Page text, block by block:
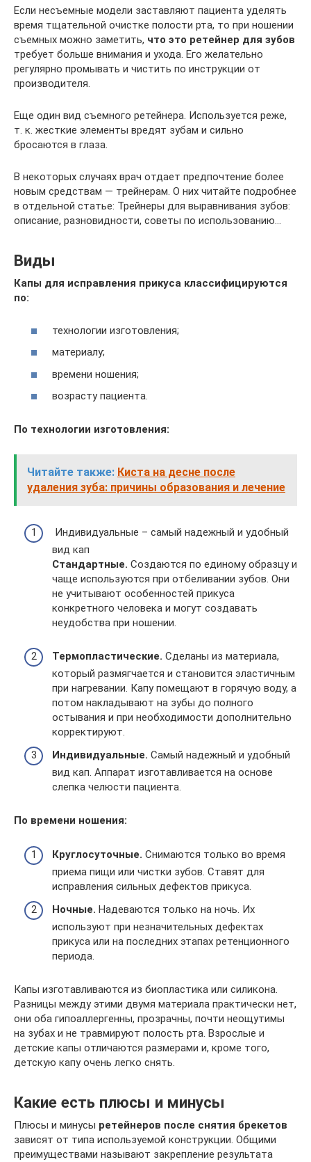
Если несъемные модели заставляют пациента уделять
время тщательной очистке полости рта, то при ношении
съемных можно заметить, что это ретейнер для зубов
требует больше внимания и ухода. Его желательно
регулярно промывать и чистить по инструкции от
производителя.
Еще один вид съемного ретейнера. Используется реже,
т. к. жесткие элементы вредят зубам и сильно
бросаются в глаза.
В некоторых случаях врач отдает предпочтение более
новым средствам — трейнерам. О них читайте подробнее
в отдельной статье: Трейнеры для выравнивания зубов:
описание, разновидности, советы по использованию…
Виды
Капы для исправления прикуса классифицируются
по:
технологии изготовления;
материалу;
времени ношения;
возрасту пациента.
По технологии изготовления:
Читайте также: Киста на десне после
удаления зуба: причины образования и лечение
Индивидуальные – самый надежный и удобный
вид кап
Стандартные. Создаются по единому образцу и
чаще используются при отбеливании зубов. Они
не учитывают особенностей прикуса
конкретного человека и могут создавать
неудобства при ношении.
Термопластические. Сделаны из материала,
который размягчается и становится эластичным
при нагревании. Капу помещают в горячую воду, а
потом накладывают на зубы до полного
остывания и при необходимости дополнительно
корректируют.
Индивидуальные. Самый надежный и удобный
вид кап. Аппарат изготавливается на основе
слепка челюсти пациента.
По времени ношения:
Круглосуточные. Снимаются только во время
приема пищи или чистки зубов. Ставят для
исправления сильных дефектов прикуса.
Ночные. Надеваются только на ночь. Их
используют при незначительных дефектах
прикуса или на последних этапах ретенционного
периода.
Капы изготавливаются из биопластика или силикона.
Разницы между этими двумя материала практически нет,
они оба гипоаллергенны, прозрачны, почти неощутимы
на зубах и не травмируют полость рта. Взрослые и
детские капы отличаются размерами и, кроме того,
детскую капу очень легко снять.
Какие есть плюсы и минусы
Плюсы и минусы ретейнеров после снятия брекетов
зависят от типа используемой конструкции. Общими
преимуществами называют закрепление результата